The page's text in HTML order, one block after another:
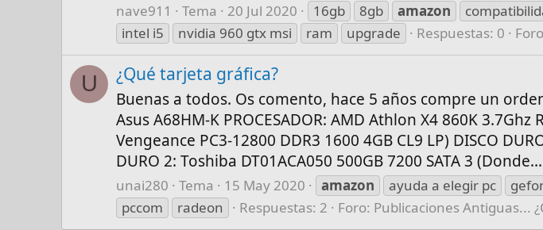
nave911 Tema 20 Jul 2020 16gb 8gb amazon
intel i5
nvidia 960 gtx msi ram upgrade Respuestas: 0
U ¿Qué tarjeta gráfica?
Buenas a todos. Os comento, hace 5 años compre un
Asus A68HM-K PROCESADOR: AMD Athlon X4 860K 3.7Ghz
Vengeance PC3-12800 DDR3 1600 4GB CL9 LP) DISCO
DURO 2: Toshiba DT01ACA050 500GB 7200 SATA 3 (Donde...
unai280 Tema 15 May 2020 amazon ayuda a elegir pc
pccom
radeon Respuestas: 2 Foro: Publicaciones Antiguas...